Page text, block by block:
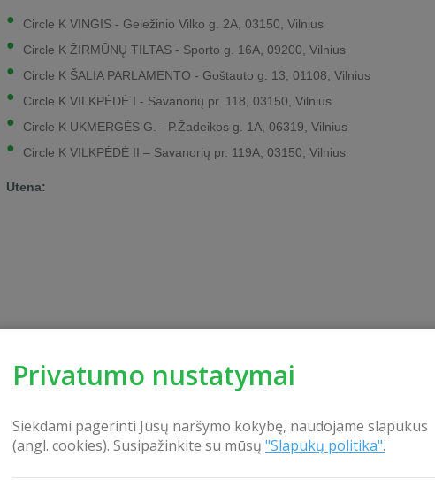
Privatumo nustatymai
Siekdami pagerinti Jūsų naršymo kokybę, naudojame slapukus
(angl. cookies). Susipažinkite su mūsų "Slapukų politika".
Circle K VINGIS - Geležinio Vilko g. 2A, 03150, Vilnius
Circle K ŽIRMŪNŲ TILTAS - Sporto g. 16A, 09200, Vilnius
Circle K ŠALIA PARLAMENTO - Goštauto g. 13, 01108, Vilnius
Circle K VILKPĖDĖ I - Savanorių pr. 118, 03150, Vilnius
Circle K UKMERGĖS G. - P.Žadeikos g. 1A, 06319, Vilnius
Circle K VILKPĖDĖ II – Savanorių pr. 119A, 03150, Vilnius
Utena: